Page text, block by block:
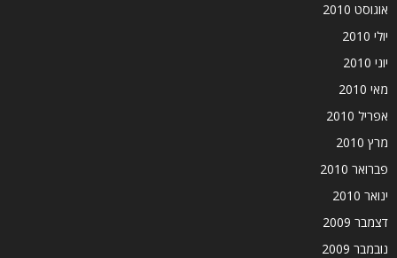
אוגוסט 2010
יולי 2010
יוני 2010
מאי 2010
אפריל 2010
מרץ 2010
פברואר 2010
ינואר 2010
דצמבר 2009
נובמבר 2009